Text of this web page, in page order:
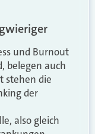
und Burnout
belegen auch
stehen die
der
also gleich